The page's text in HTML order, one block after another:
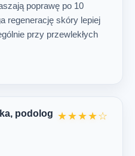
poprawę po 10
regenerację skóry lepiej
przy przewlekłych
podolog ★★★★☆